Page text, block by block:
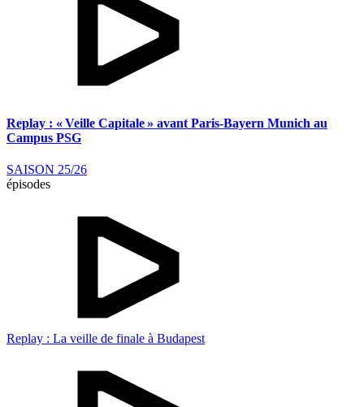
Replay : « Veille Capitale » avant Paris-Bayern Munich au
Campus PSG
SAISON 25/26
épisodes
Replay : La veille de finale à Budapest